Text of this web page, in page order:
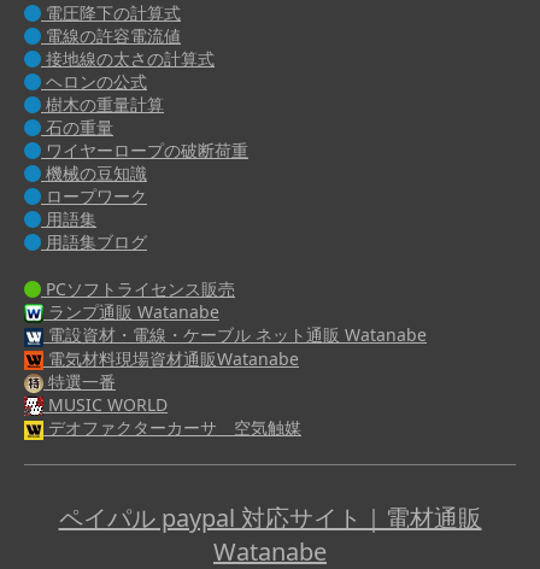
電圧降下の計算式
電線の許容電流値
接地線の太さの計算式
ヘロンの公式
樹木の重量計算
石の重量
ワイヤーロープの破断荷重
機械の豆知識
ロープワーク
用語集
用語集ブログ
PCソフトライセンス販売
ランプ通販 Watanabe
電設資材・電線・ケーブル ネット通販 Watanabe
電気材料現場資材通販Watanabe
特選一番
MUSIC WORLD
デオファクターカーサ 空気触媒
ペイパル paypal 対応サイト｜電材通販
Watanabe